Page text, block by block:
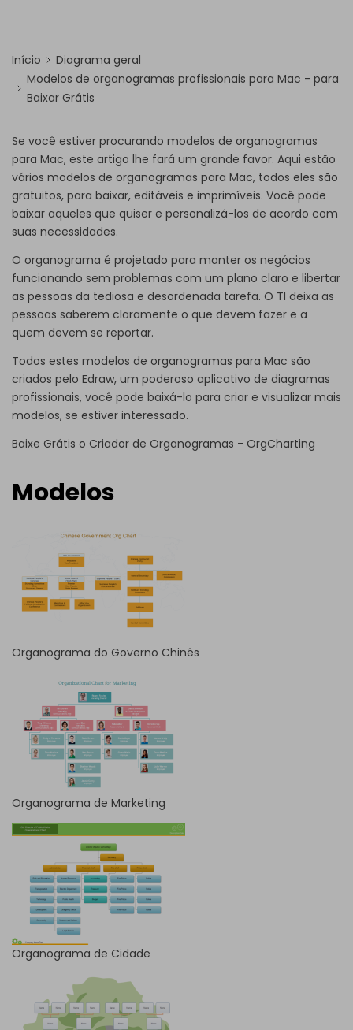
Início
Diagrama geral
Modelos de organogramas profissionais para Mac - para
Baixar Grátis
Se você estiver procurando modelos de organogramas
para Mac, este artigo lhe fará um grande favor. Aqui estão
vários modelos de organogramas para Mac, todos eles são
gratuitos, para baixar, editáveis e imprimíveis. Você pode
baixar aqueles que quiser e personalizá-los de acordo com
suas necessidades.
O organograma é projetado para manter os negócios
funcionando sem problemas com um plano claro e libertar
as pessoas da tediosa e desordenada tarefa. O TI deixa as
pessoas saberem claramente o que devem fazer e a
quem devem se reportar.
Todos estes modelos de organogramas para Mac são
criados pelo Edraw, um poderoso aplicativo de diagramas
profissionais, você pode baixá-lo para criar e visualizar mais
modelos, se estiver interessado.
Baixe Grátis o Criador de Organogramas - OrgCharting
Modelos
Organograma do Governo Chinês
Organograma de Marketing
Organograma de Cidade